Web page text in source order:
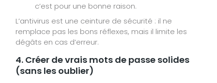
c’est pour une bonne raison.
L’antivirus est une ceinture de sécurité : il ne
remplace pas les bons réflexes, mais il limite les
dégâts en cas d’erreur.
4. Créer de vrais mots de passe solides
(sans les oublier)